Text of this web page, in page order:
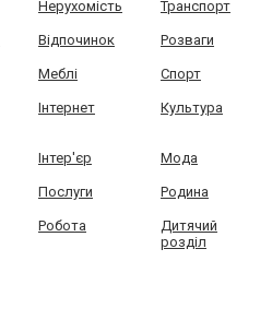
Нерухомість Транспорт
Відпочинок Розваги
Меблі Спорт
Інтернет Культура
Інтер'єр Мода
Послуги Родина
Робота
Дитячий
розділ